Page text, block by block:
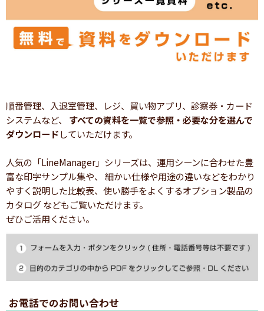
順番管理、入退室管理、レジ、買い物アプリ、診察券・カード
システムなど、 すべての資料を一覧で参照・必要な分を選んで
ダウンロードしていただけます。
人気の「LineManager」シリーズは、運用シーンに合わせた豊
富な印字サンプル集や、 細かい仕様や用途の違いなどをわかり
やすく説明した比較表、使い勝手をよくするオプション製品の
カタログ などもご覧いただけます。
ぜひご活用ください。
お電話でのお問い合わせ